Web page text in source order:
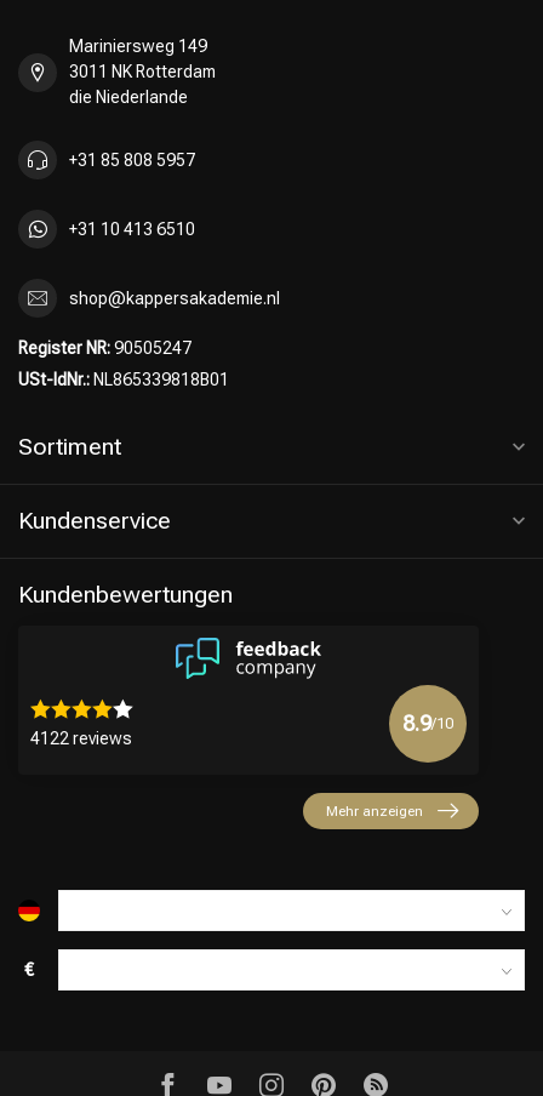
Mariniersweg 149
3011 NK Rotterdam
die Niederlande
+31 85 808 5957
+31 10 413 6510
shop@kappersakademie.nl
Register NR:90505247
USt-IdNr.: NL865339818B01
Sortiment
Kundenservice
Kundenbewertungen
4122 reviews
8.9/10
Mehr anzeigen
€